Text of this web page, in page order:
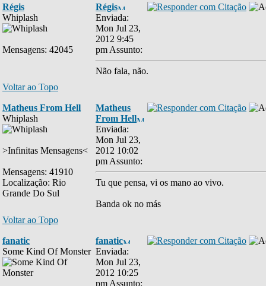
Régis
Whiplash
Mensagens: 42045
Régis
Enviada:
Mon Jul 23,
2012 9:45
pm Assunto:
Não fala, não.
Voltar ao Topo
Matheus From Hell
Whiplash
>Infinitas Mensagens<
Mensagens: 41910
Localização: Rio
Grande Do Sul
Matheus
From Hell
Enviada:
Mon Jul 23,
2012 10:02
pm Assunto:
Tu que pensa, vi os mano ao vivo.
Banda ok no más
Voltar ao Topo
fanatic
Some Kind Of Monster
fanatic
Enviada:
Mon Jul 23,
2012 10:25
pm Assunto: